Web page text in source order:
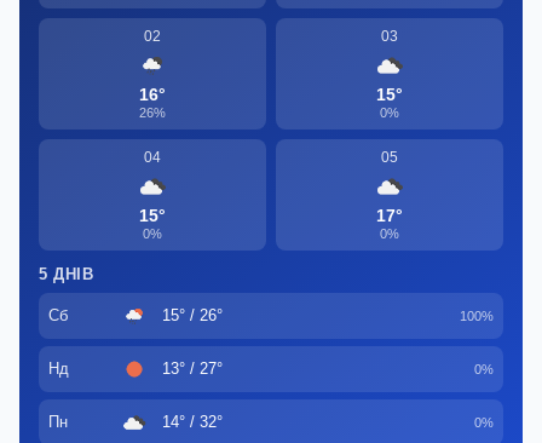
02
16°
26%
03
15°
0%
04
15°
0%
05
17°
0%
5 ДНІВ
Сб 15° / 26° 100%
Нд 13° / 27° 0%
Пн 14° / 32° 0%